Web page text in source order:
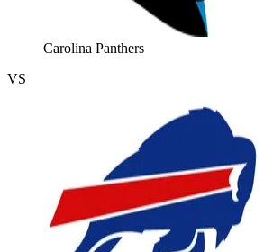
Carolina Panthers
VS